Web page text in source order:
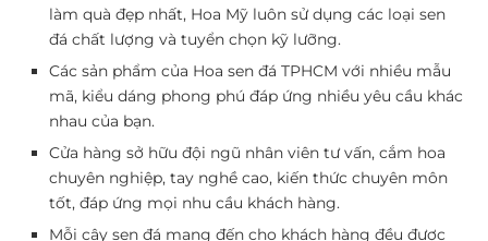
làm quà đẹp nhất, Hoa Mỹ luôn sử dụng các loại sen
đá chất lượng và tuyển chọn kỹ lưỡng.
Các sản phẩm của Hoa sen đá TPHCM với nhiều mẫu
mã, kiểu dáng phong phú đáp ứng nhiều yêu cầu khác
nhau của bạn.
Cửa hàng sở hữu đội ngũ nhân viên tư vấn, cắm hoa
chuyên nghiệp, tay nghề cao, kiến thức chuyên môn
tốt, đáp ứng mọi nhu cầu khách hàng.
Mỗi cây sen đá mang đến cho khách hàng đều được